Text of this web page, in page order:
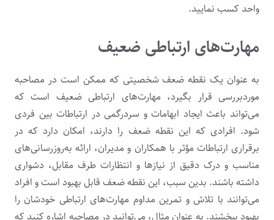
واحد کسب نمایید.
مهارت‌های ارتباطی ضعیف
به عنوان یک نقطه ضعف شخصیتی که ممکن است در مصاحبه
موردبررسی قرار بگیرد، مهارت‌های ارتباطی ضعیف است که
می‌تواند باعث ایجاد ابهامات و سردرگمی در ارتباطات بین فردی
شود. افرادی که این نقطه ضعف را دارند، امکان دارد که در
برقراری ارتباطات مؤثر با همکاران و مدیران، ارائه به‌روزرسانی‌های
مناسب و درک دقیق از نیازها و انتظارات طرف مقابل، دشواری
داشته باشند. بدین سبب، این نقطه ضعف قابل بهبود است و افراد
می‌توانند با تلاش و تمرین مداوم مهارت‌های ارتباطی خودشان را
بهبود ببخشند. به عنوان مثال، می‌توانید در مصاحبه اشاره کنید که